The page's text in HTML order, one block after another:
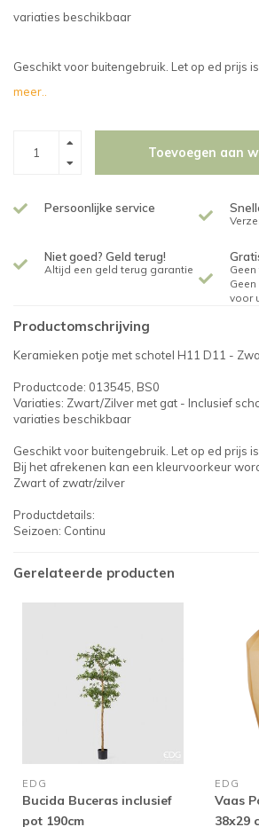
variaties beschikbaar
Geschikt voor buitengebruik. Let op ed prijs
meer..
Toevoegen aan
Persoonlijke service
Niet goed? Geld terug!
Altijd een geld terug garantie
voor
Productomschrijving
Keramieken potje met schotel H11 D11 -
Productcode: 013545, BS0
Variaties: Zwart/Zilver met gat - Inclusief
variaties beschikbaar
Geschikt voor buitengebruik. Let op ed prijs
Bij het afrekenen kan een kleurvoorkeur
Zwart of zwatr/zilver
Productdetails:
Seizoen: Continu
Gerelateerde producten
EDG
Bucida Buceras inclusief
pot 190cm
EDG
Vaas
38x29